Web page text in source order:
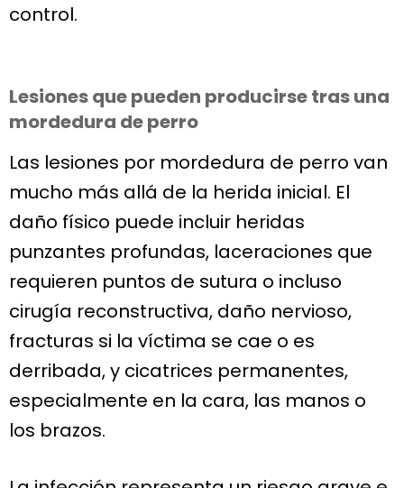
control.
Lesiones que pueden producirse tras una
mordedura de perro
Las lesiones por mordedura de perro van
mucho más allá de la herida inicial. El
daño físico puede incluir heridas
punzantes profundas, laceraciones que
requieren puntos de sutura o incluso
cirugía reconstructiva, daño nervioso,
fracturas si la víctima se cae o es
derribada, y cicatrices permanentes,
especialmente en la cara, las manos o
los brazos.